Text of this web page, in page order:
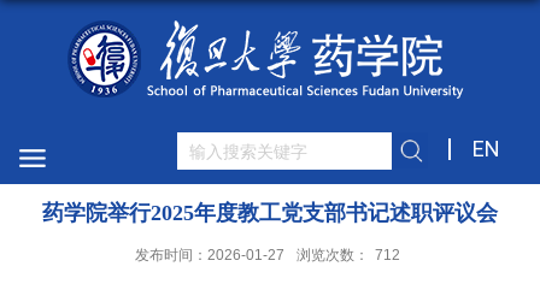
EN
药学院举行2025年度教工党支部书记述职评议会
发布时间：2026-01-27 浏览次数： 712